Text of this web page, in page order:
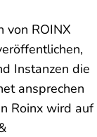
von ROINX
Instanzen die
ansprechen
Roinx wird auf